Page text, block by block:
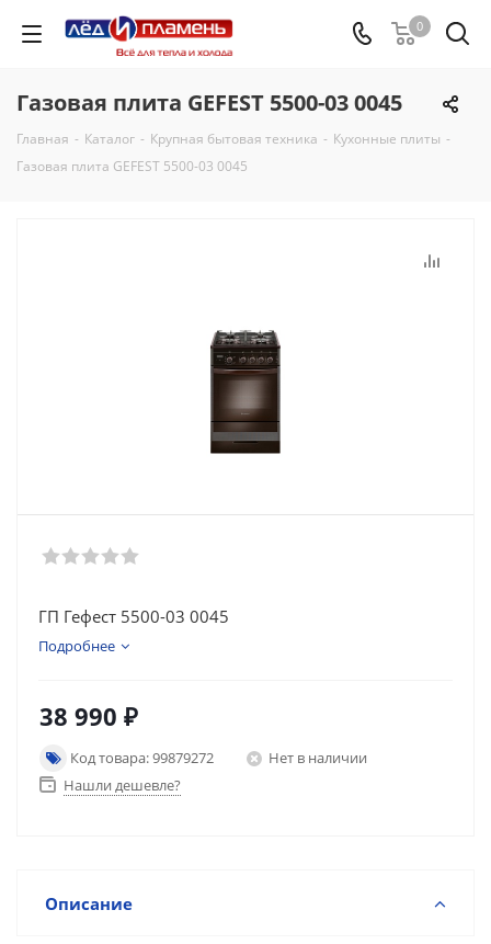
0
Газовая плита GEFEST 5500-03 0045
Главная - Каталог - Крупная бытовая техника - Кухонные плиты -
Газовая плита GEFEST 5500-03 0045
ГП Гефест 5500-03 0045
Подробнее
38 990 ₽
Код товара: 99879272
Нет в наличии
Нашли дешевле?
Описание